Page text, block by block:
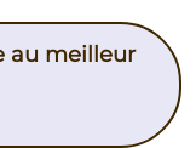
au meilleur